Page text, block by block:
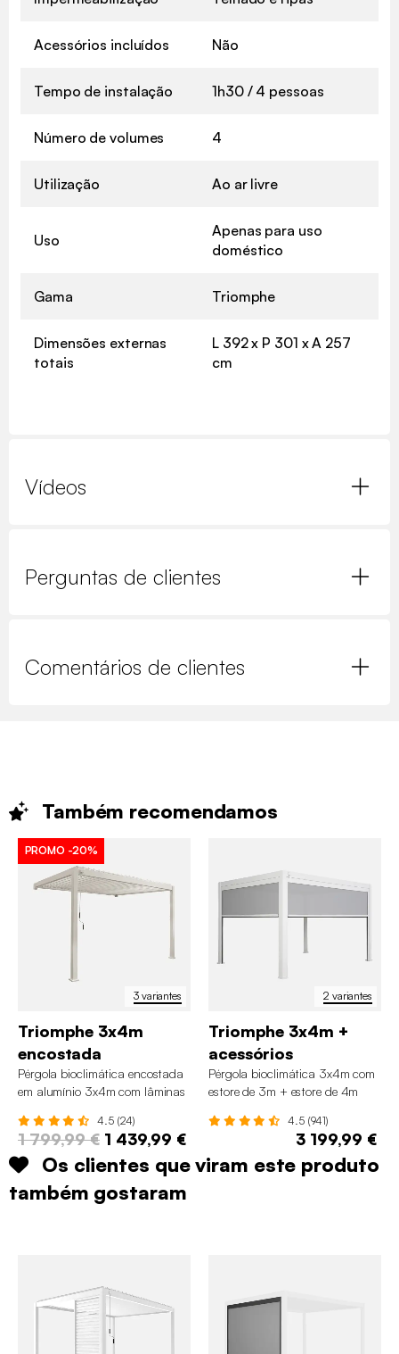
Acessórios incluídos Não
Tempo de instalação 1h30 / 4 pessoas
Número de volumes 4
Utilização Ao ar livre
Uso
Apenas para uso
doméstico
Gama Triomphe
Dimensões externas
totais
L 392 x P 301 x A 257
cm
Vídeos
Perguntas de clientes
Comentários de clientes
Também recomendamos
3 variantes
PROMO -20%
Triomphe 3x4m
encostada
Pérgola bioclimática encostada
em alumínio 3x4m com lâminas
4.5 (24)
1 799,99 € 1 439,99 €
2 variantes
Triomphe 3x4m +
acessórios
Pérgola bioclimática 3x4m com
estore de 3m + estore de 4m
4.5 (941)
3 199,99 €
Os clientes que viram este produto
também gostaram